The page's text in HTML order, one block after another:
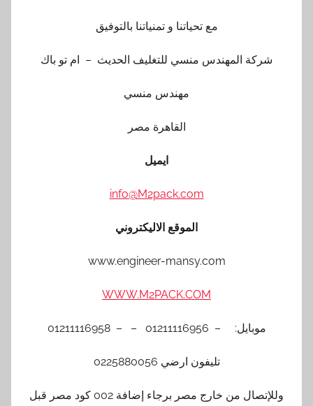
مع تحياتنا و تمنياتنا بالتوفيق
شركة المهندس منسي للتغليف الحديث – ام تو باك
مهندس منسي
القاهرة مصر
ايميل
info@M2pack.com
الموقع الاليكتروني
www.engineer-mansy.com
WWW.M2PACK.COM
موبايل: – 01211116956 – – 01211116958
تليفون ارضي 0225880056
وللإتصال من خارج مصر برجاء إضافة 002 كود مصر قبل